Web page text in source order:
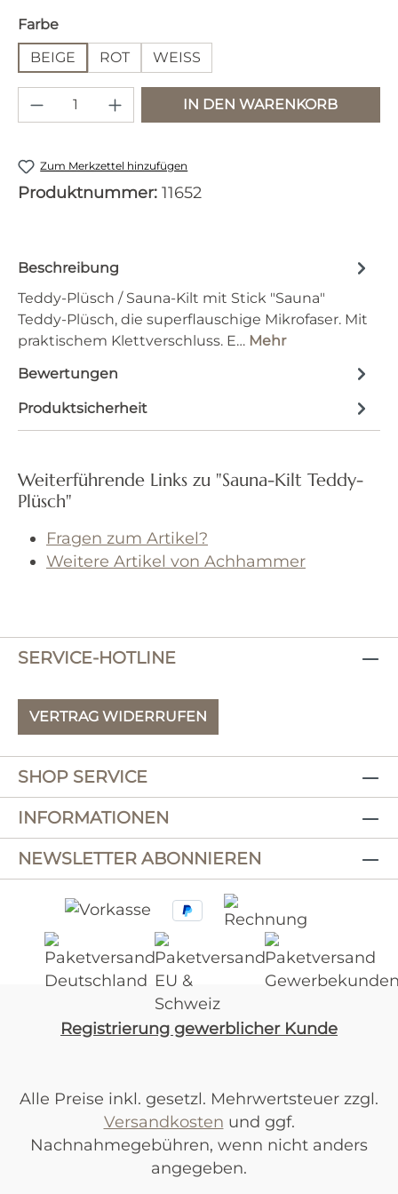
Farbeauswählen
BEIGE
ROT WEISS
Produkt Anzahl: Gib den
IN DEN WARENKORB
Zum Merkzettel hinzufügen
Produktnummer: 11652
Beschreibung
Teddy-Plüsch / Sauna-Kilt mit Stick "Sauna"
Teddy-Plüsch, die superflauschige Mikrofaser. Mit
praktischem Klettverschluss. E… Mehr
Bewertungen
Produktsicherheit
Weiterführende Links zu "Sauna-Kilt Teddy-
Plüsch"
Fragen zum Artikel?
Weitere Artikel von Achhammer
SERVICE-HOTLINE
VERTRAG WIDERRUFEN
SHOP SERVICE
INFORMATIONEN
NEWSLETTER ABONNIEREN
Registrierung gewerblicher Kunde
Alle Preise inkl. gesetzl. Mehrwertsteuer zzgl.
Versandkosten und ggf.
Nachnahmegebühren, wenn nicht anders
angegeben.